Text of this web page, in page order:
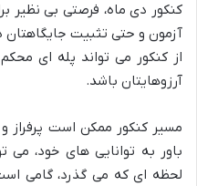
کنکور دی ماه، فرصتی بی نظیر
آزمون و حتی تثبیت
از کنکور می تواند پله ای
آرزوهایتان باشد.
مسیر کنکور ممکن است پرفراز و
باور به توانایی های خود، می
لحظه ای که می گذرد، گامی